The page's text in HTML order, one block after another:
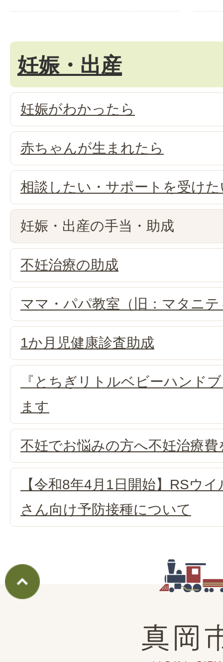
妊娠・出産
妊娠がわかったら
赤ちゃんが生まれたら
相談したい・サポートを受け
妊娠・出産の手当・助成
不妊治療の助成
ママ・パパ教室（旧：マタニ
1か月児健康診査助成
『とちぎリトルベビーハンド
ます
不妊でお悩みの方へ不妊治療
【令和8年4月1日開始】RSウ
さん向け予防接種について
真
岡